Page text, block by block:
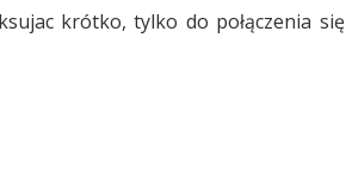
krótko, tylko do połączenia się